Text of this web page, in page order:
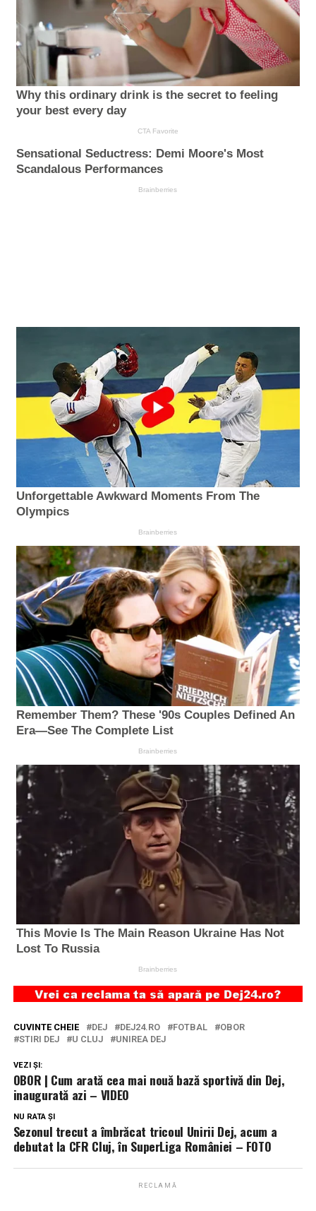
CUVINTE CHEIE DEJ DEJ24.RO FOTBAL
OBOR
STIRI DEJ
U CLUJ UNIREA DEJ
VEZI ȘI:
OBOR | Cum arată cea mai nouă bază sportivă din Dej,
inaugurată azi – VIDEO
NU RATA ȘI
Sezonul trecut a îmbrăcat tricoul Unirii Dej, acum a
debutat la CFR Cluj, în SuperLiga României – FOTO
RECLAMĂ